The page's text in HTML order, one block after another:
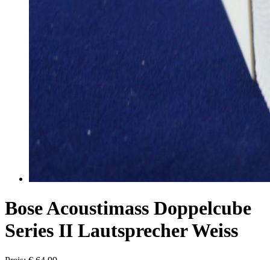
Bose Acoustimass Doppelcube
Series II Lautsprecher Weiss